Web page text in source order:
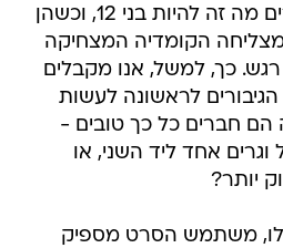
בעיקר בקרב מי שזוכרים מה זה להיות בני 12, וכשהן
הקומדיה המצחיקה
כך, למשל, אנו מקבלים
לראשונה לעשות
הם חברים כל כך טובים -
וגרים אחד ליד השני, או
יותר?
משתמש הסרט מספיק